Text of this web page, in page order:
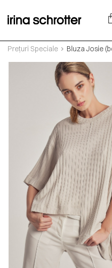
Prețuri Speciale Bluza Josie